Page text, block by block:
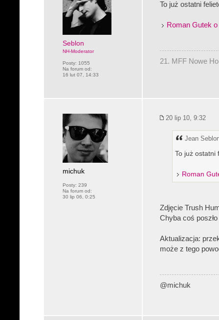
Seblon
NH-Moderator
Posty: 1055
Na forum od:
16 lut 07, 14:33
To już ostatni
Roman Gutek
21. MFF Nowe
michuk
Posty: 239
Na forum od:
30 lip 06, 0:25
20 lip 10, 9:32
Jean
To już ostatni
Roman
Zdjęcie Trush
Chyba coś
Aktualizacja:
może z tego
@michuk